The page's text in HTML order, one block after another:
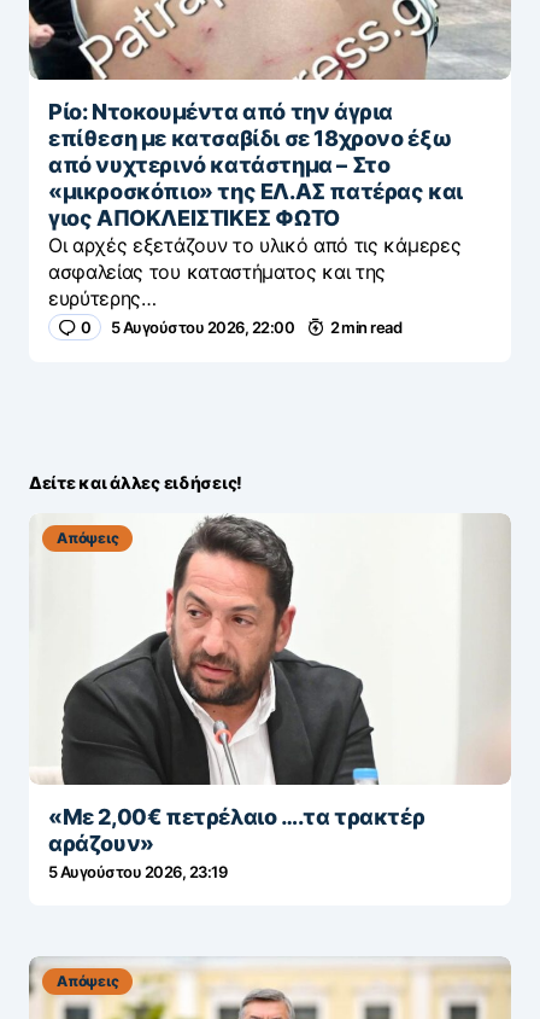
Ρίο: Ντοκουμέντα από την άγρια
επίθεση με κατσαβίδι σε 18χρονο έξω
από νυχτερινό κατάστημα – Στο
«μικροσκόπιο» της ΕΛ.ΑΣ πατέρας και
γιος ΑΠΟΚΛΕΙΣΤΙΚΕΣ ΦΩΤΟ
Οι αρχές εξετάζουν το υλικό από τις κάμερες
ασφαλείας του καταστήματος και της
ευρύτερης…
0 5 Αυγούστου 2026, 22:00 2 min read
Δείτε και άλλες ειδήσεις!
Απόψεις
«Με 2,00€ πετρέλαιο ….τα τρακτέρ
αράζουν»
5 Αυγούστου 2026, 23:19
Απόψεις